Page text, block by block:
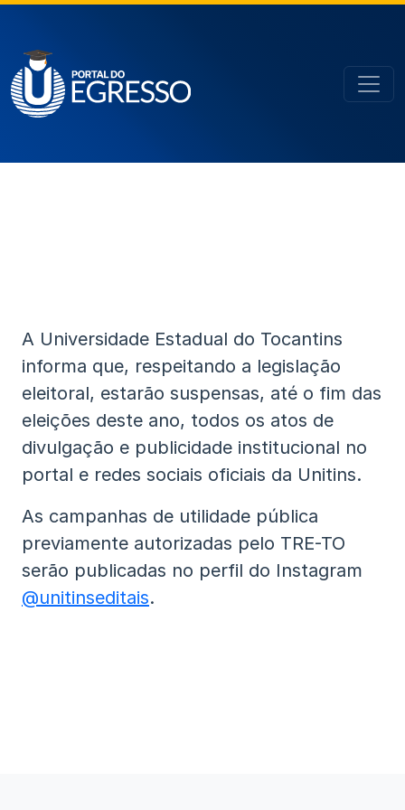
A Universidade Estadual do Tocantins
informa que, respeitando a legislação
eleitoral, estarão suspensas, até o fim das
eleições deste ano, todos os atos de
divulgação e publicidade institucional no
portal e redes sociais oficiais da Unitins.
As campanhas de utilidade pública
previamente autorizadas pelo TRE-TO
serão publicadas no perfil do Instagram
@unitinseditais.